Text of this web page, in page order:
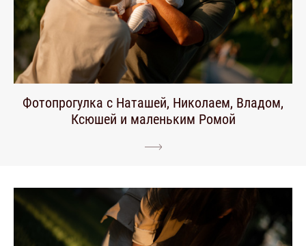
Фотопрогулка с Наташей, Николаем, Владом,
Ксюшей и маленьким Ромой